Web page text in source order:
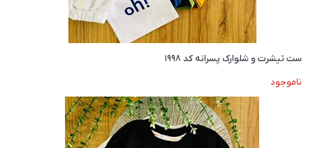
ست تیشرت و شلوارک پسرانه کد ۱۹۹۸
ناموجود